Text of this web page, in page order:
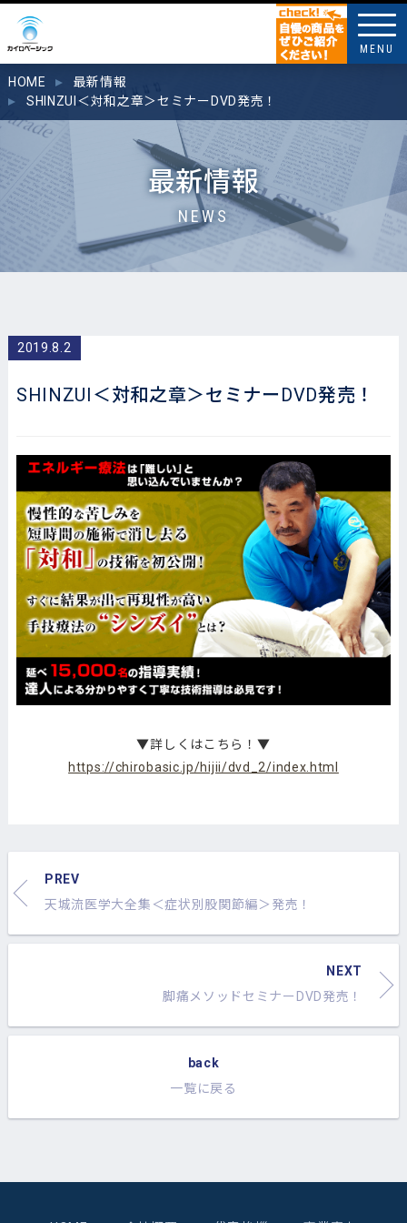
MENU
HOME
最新情報
SHINZUI＜対和之章＞セミナーDVD発売！
最新情報
NEWS
2019.8.2
SHINZUI＜対和之章＞セミナーDVD発売！
▼詳しくはこちら！▼
https://chirobasic.jp/hijii/dvd_2/index.html
PREV
天城流医学大全集＜症状別股関節編＞発売！
NEXT
脚痛メソッドセミナーDVD発売！
back
一覧に戻る